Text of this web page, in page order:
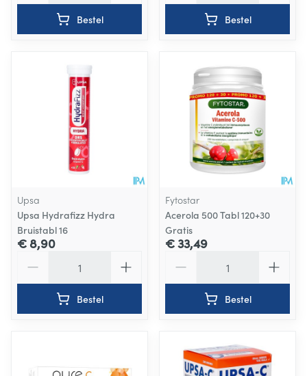
Bestel Bestel
Upsa
Upsa Hydrafizz Hydra
Bruistabl 16
€ 8,90
Bestel
Fytostar
Acerola 500 Tabl 120+30
Gratis
€ 33,49
Bestel